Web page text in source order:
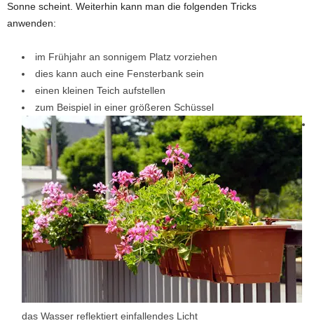
Sonne scheint. Weiterhin kann man die folgenden Tricks
anwenden:
im Frühjahr an sonnigem Platz vorziehen
dies kann auch eine Fensterbank sein
einen kleinen Teich aufstellen
zum Beispiel in einer größeren Schüssel
das Wasser reflektiert einfallendes Licht